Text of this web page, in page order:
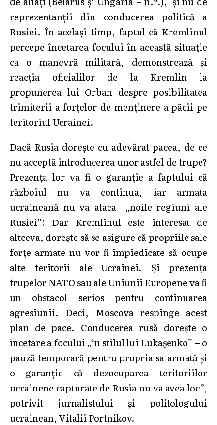
reprezentanții din conducerea politică a
Rusiei. În același timp, faptul că Kremlinul
percepe încetarea focului în această situație
ca o manevră militară, demonstrează și
reacția oficialilor de la Kremlin la
propunerea lui Orban despre posibilitatea
trimiterii a forțelor de menținere a păcii pe
teritoriul Ucrainei.
Dacă Rusia dorește cu adevărat pacea, de ce
nu acceptă introducerea unor astfel de trupe?
Prezența lor va fi o garanție a faptului că
războiul nu va continua, iar armata
ucraineană nu va ataca „noile regiuni ale
Rusiei”! Dar Kremlinul este interesat de
altceva, dorește să se asigure că propriile sale
forțe armate nu vor fi împiedicate să ocupe
alte teritorii ale Ucrainei. Și prezența
trupelor NATO sau ale Uniunii Europene va fi
un obstacol serios pentru continuarea
agresiunii. Deci, Moscova respinge acest
plan de pace. Conducerea rusă dorește o
încetare a focului „în stilul lui Lukașenko” – o
pauză temporară pentru propria sa armată și
o garanție că dezocuparea teritoriilor
ucrainene capturate de Rusia nu va avea loc”,
potrivit jurnalistului și politologului
ucrainean, Vitalii Portnikov.